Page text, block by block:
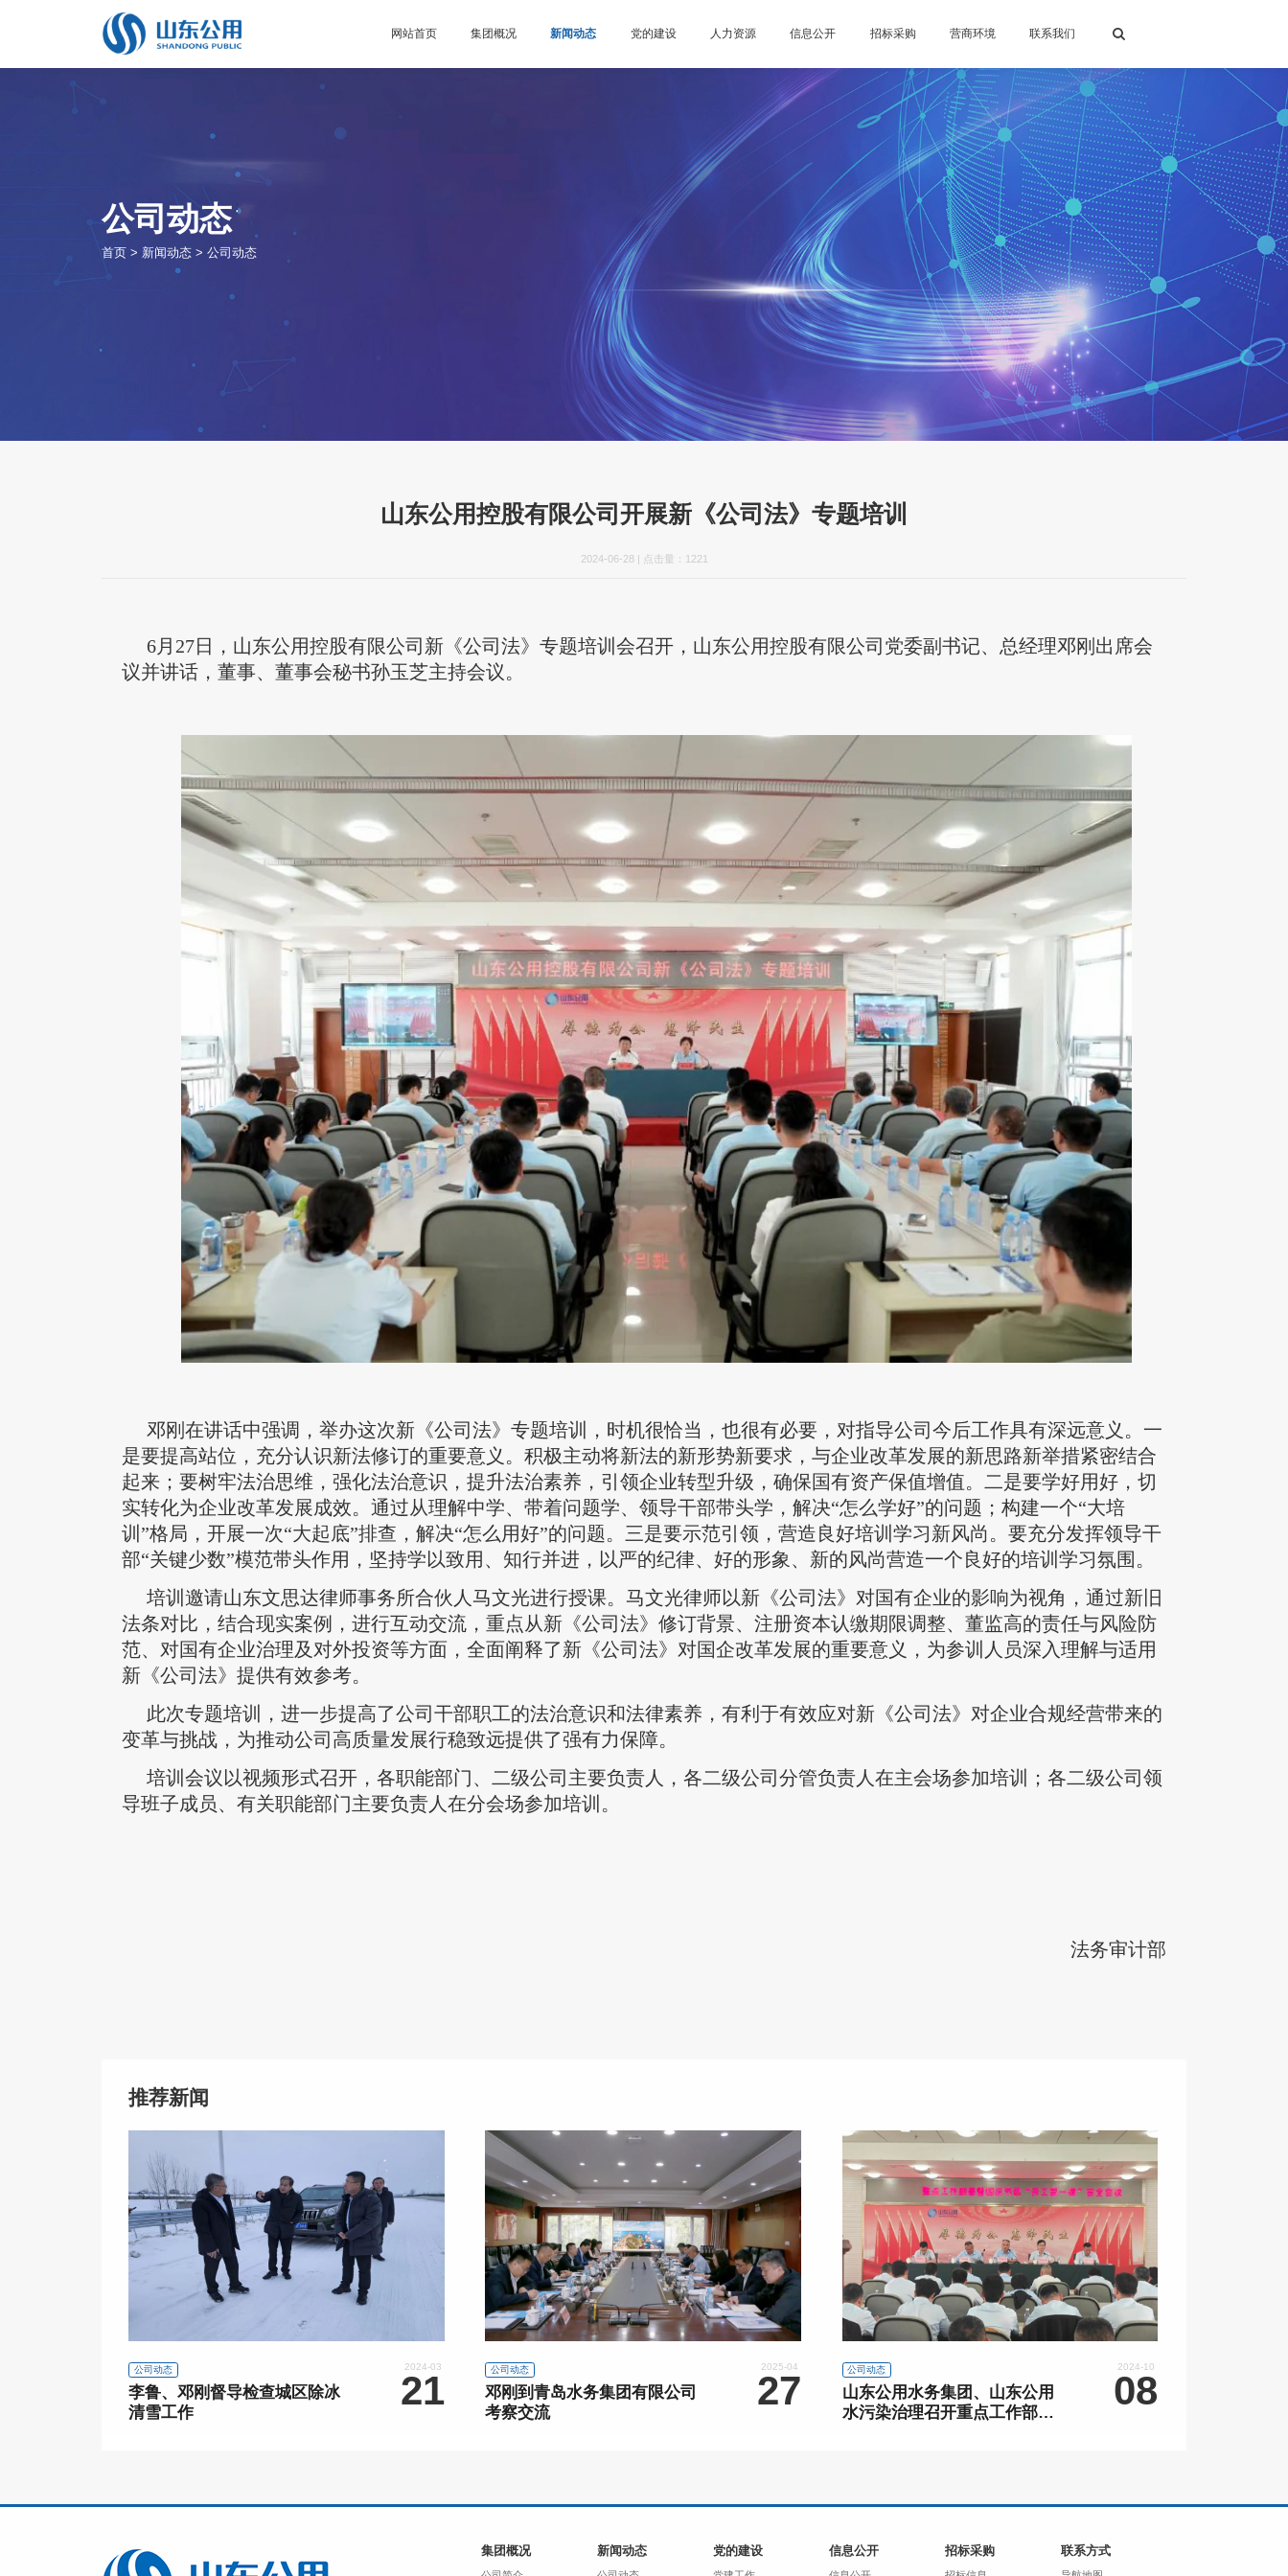
网站首页 集团概况 新闻动态 党的建设 人力资源 信息公开 招标采购 营商环境 联系我们
公司动态
首页 > 新闻动态 >公司动态
山东公用控股有限公司开展新《公司法》专题培训
2024-06-28 | 点击量： 1221
6月27日，山东公用控股有限公司新《公司法》专题培训会召开，山东公用控股有限公司党委副书记、总经理邓刚出席会
议并讲话，董事、董事会秘书孙玉芝主持会议。
邓刚在讲话中强调，举办这次新《公司法》专题培训，时机很恰当，也很有必要，对指导公司今后工作具有深远意义。一
是要提高站位，充分认识新法修订的重要意义。积极主动将新法的新形势新要求，与企业改革发展的新思路新举措紧密结合
起来；要树牢法治思维，强化法治意识，提升法治素养，引领企业转型升级，确保国有资产保值增值。二是要学好用好，切
实转化为企业改革发展成效。通过从理解中学、带着问题学、领导干部带头学，解决“怎么学好”的问题；构建一个“大培
训”格局，开展一次“大起底”排查，解决“怎么用好”的问题。三是要示范引领，营造良好培训学习新风尚。要充分发挥领导干
部“关键少数”模范带头作用，坚持学以致用、知行并进，以严的纪律、好的形象、新的风尚营造一个良好的培训学习氛围。
培训邀请山东文思达律师事务所合伙人马文光进行授课。马文光律师以新《公司法》对国有企业的影响为视角，通过新旧
法条对比，结合现实案例，进行互动交流，重点从新《公司法》修订背景、注册资本认缴期限调整、董监高的责任与风险防
范、对国有企业治理及对外投资等方面，全面阐释了新《公司法》对国企改革发展的重要意义，为参训人员深入理解与适用
新《公司法》提供有效参考。
此次专题培训，进一步提高了公司干部职工的法治意识和法律素养，有利于有效应对新《公司法》对企业合规经营带来的
变革与挑战，为推动公司高质量发展行稳致远提供了强有力保障。
培训会议以视频形式召开，各职能部门、二级公司主要负责人，各二级公司分管负责人在主会场参加培训；各二级公司领
导班子成员、有关职能部门主要负责人在分会场参加培训。
法务审计部
推荐新闻
公司动态
李鲁、邓刚督导检查城区除冰
清雪工作
2024-03
21 公司动态
邓刚到青岛水务集团有限公司
考察交流
2025-04
27 公司动态
山东公用水务集团、山东公用
水污染治理召开重点工作部署
2024-10
08
集团概况 新闻动态 党的建设 信息公开 招标采购 联系方式